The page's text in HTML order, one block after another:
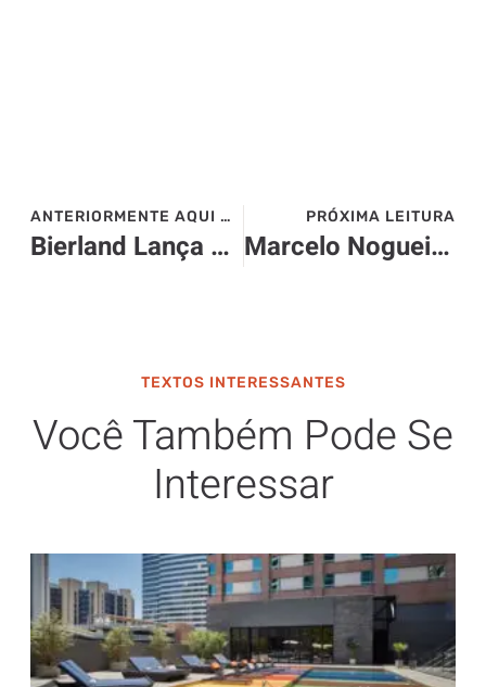
ANTERIORMENTE AQUI NO SITE>>>
Bierland Lança Glamm: O Energético com Menos Açúcar e Mais Sabor
PRÓXIMA LEITURA
Marcelo Nogueira é o novo Chef Executivo do Bourbon Atibaia
TEXTOS INTERESSANTES
Você Também Pode Se
Interessar